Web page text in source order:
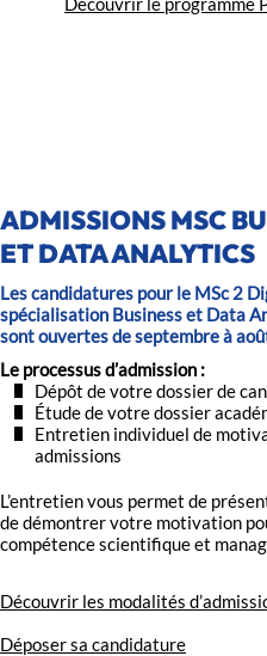
ADMISSIONS MSC
ET DATA ANALYTICS
Les candidatures pour le MSc 2
spécialisation Business et Data
sont ouvertes de septembre à
Le processus d’admission :
Dépôt de votre dossier de
Étude de votre dossier
Entretien individuel de
admissions
L’entretien vous permet de
de démontrer votre motivation
compétence scientifique et
Découvrir les modalités
Déposer sa candidature